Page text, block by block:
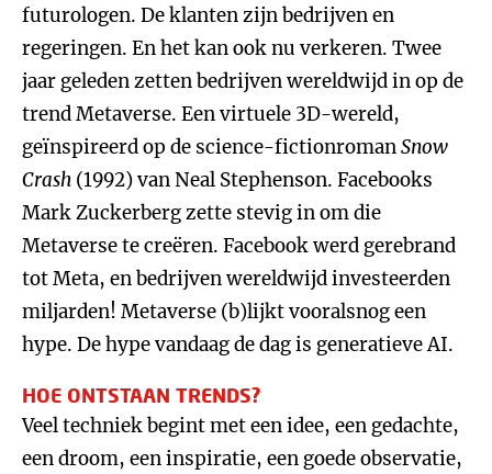
futurologen. De klanten zijn bedrijven en
regeringen. En het kan ook nu verkeren. Twee
jaar geleden zetten bedrijven wereldwijd in op de
trend Metaverse. Een virtuele 3D-wereld,
geïnspireerd op de science-fictionromanSnow
Crash (1992) van Neal Stephenson. Facebooks
Mark Zuckerberg zette stevig in om die
Metaverse te creëren. Facebook werd gerebrand
tot Meta, en bedrijven wereldwijd investeerden
miljarden! Metaverse (b)lijkt vooralsnog een
hype. De hype vandaag de dag is generatieve AI.
HOE ONTSTAAN TRENDS?
Veel techniek begint met een idee, een gedachte,
een droom, een inspiratie, een goede observatie,